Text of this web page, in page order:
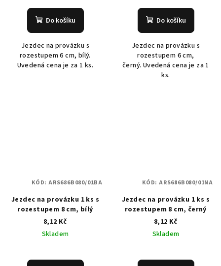
Do košíku
Jezdec na provázku s
rozestupem 6 cm, bílý.
Uvedená cena je za 1 ks.
Do košíku
Jezdec na provázku s
rozestupem 6 cm,
černý. Uvedená cena je za 1
ks.
Jezdec na provázku 1 ks s
rozestupem 8 cm, bílý
8,12 Kč
Skladem
KÓD: ARS686B080/01BA
Jezdec na provázku 1 ks s
rozestupem 8 cm, černý
8,12 Kč
Skladem
KÓD: ARS686B080/01NA